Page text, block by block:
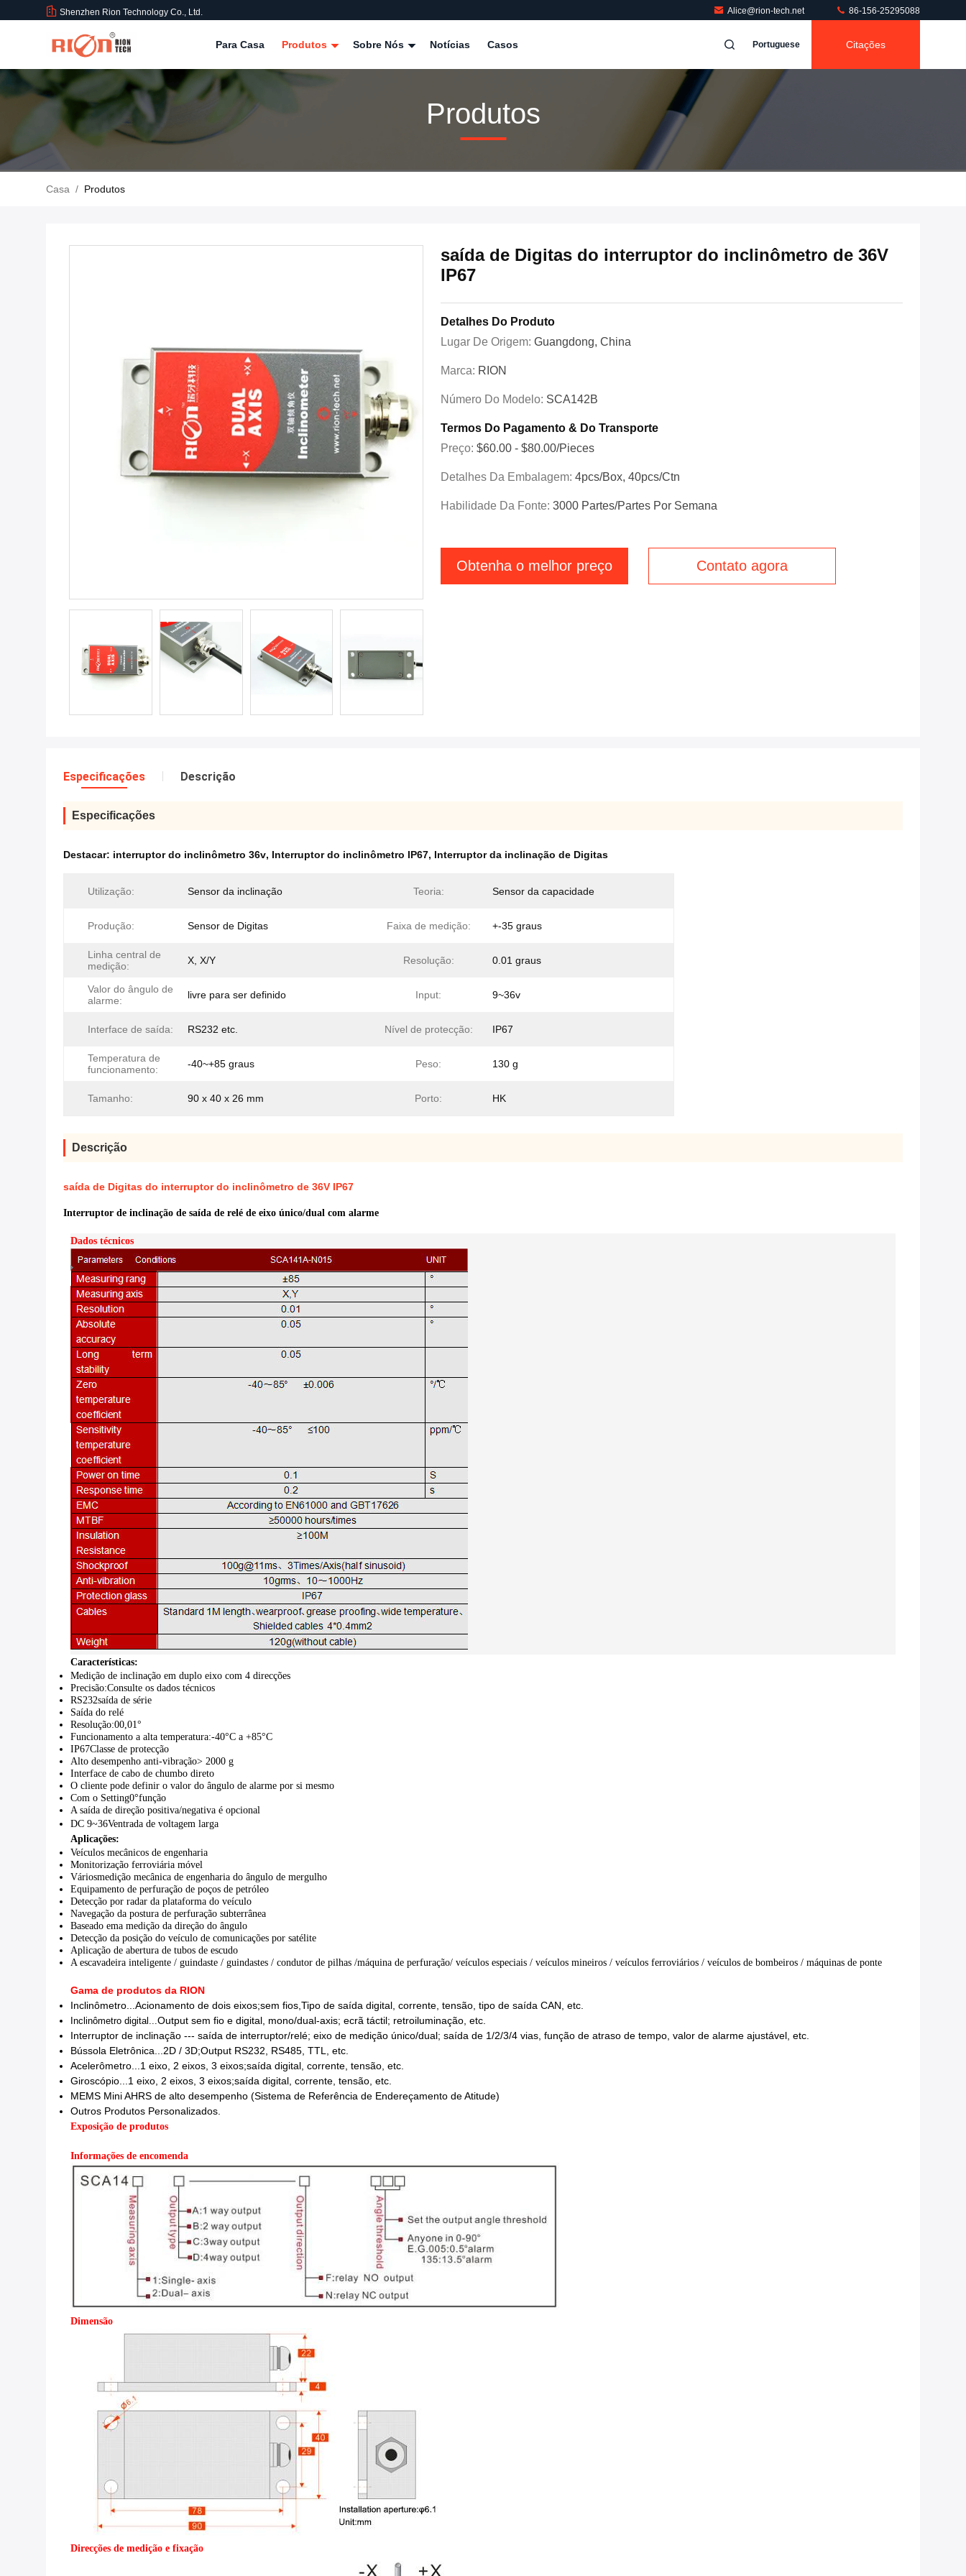
Shenzhen Rion Technology Co., Ltd. Alice@rion-tech.net 86-156-25295088
Para Casa Produtos Sobre Nós Notícias Casos Portuguese Citações
Produtos
Casa / Produtos
saída de Digitas do interruptor do inclinômetro de 36V
IP67
Detalhes Do Produto
Lugar De Origem: Guangdong, China
Marca: RION
Número Do Modelo: SCA142B
Termos Do Pagamento & Do Transporte
Preço: $60.00 - $80.00/Pieces
Detalhes Da Embalagem: 4pcs/box, 40pcs/ctn
Habilidade Da Fonte: 3000 Partes/partes Por Semana
Obtenha o melhor preço Contato agora
Especificações Descrição
Especificações
Destacar: interruptor do inclinômetro 36v, Interruptor do inclinômetro IP67, Interruptor da inclinação de Digitas
Utilização: Sensor da inclinação Teoria: Sensor da capacidade
Produção: Sensor de Digitas Faixa de medição: +-35 graus
Linha central de
medição:
X, X/Y Resolução: 0.01 graus
Valor do ângulo de
alarme:
livre para ser definido Input: 9~36v
Interface de saída: RS232 etc. Nível de protecção: IP67
Temperatura de
funcionamento:
-40~+85 graus Peso: 130 g
Tamanho: 90 x 40 x 26 mm Porto: HK
Descrição
saída de Digitas do interruptor do inclinômetro de 36V IP67
Interruptor de inclinação de saída de relé de eixo único/dual com alarme
Dados técnicos
Características:
Medição de inclinação em duplo eixo com 4 direcções
Precisão:Consulte os dados técnicos
RS232saída de série
Saída do relé
Resolução:00,01°
Funcionamento a alta temperatura:-40°C a +85°C
IP67Classe de protecção
Alto desempenho anti-vibração> 2000 g
Interface de cabo de chumbo direto
O cliente pode definir o valor do ângulo de alarme por si mesmo
Com o Setting0°função
A saída de direção positiva/negativa é opcional
DC 9~36Ventrada de voltagem larga
Aplicações:
Veículos mecânicos de engenharia
Monitorização ferroviária móvel
Váriosmedição mecânica de engenharia do ângulo de mergulho
Equipamento de perfuração de poços de petróleo
Detecção por radar da plataforma do veículo
Navegação da postura de perfuração subterrânea
Baseado ema medição da direção do ângulo
Detecção da posição do veículo de comunicações por satélite
Aplicação de abertura de tubos de escudo
A escavadeira inteligente / guindaste / guindastes / condutor de pilhas /máquina de perfuração/ veículos especiais / veículos mineiros / veículos ferroviários / veículos de bombeiros / máquinas de ponte
Gama de produtos da RION
Inclinômetro... Acionamento de dois eixos;sem fios, Tipo de saída digital, corrente, tensão, tipo de saída CAN, etc.
Inclinômetro digital...Output sem fio e digital, mono/dual-axis; ecrã táctil; retroiluminação, etc.
Interruptor de inclinação --- saída de interruptor/relé; eixo de medição único/dual; saída de 1/2/3/4 vias, função de atraso de tempo, valor de alarme ajustável, etc.
Bússola Eletrônica... 2D / 3D;Output RS232, RS485, TTL, etc.
Acelerômetro... 1 eixo, 2 eixos, 3 eixos;saída digital, corrente, tensão, etc.
Giroscópio... 1 eixo, 2 eixos, 3 eixos;saída digital, corrente, tensão, etc.
MEMS Mini AHRS de alto desempenho (Sistema de Referência de Endereçamento de Atitude)
Outros Produtos Personalizados.
Exposição de produtos
Informações de encomenda
Dimensão
Direcções de medição e fixação